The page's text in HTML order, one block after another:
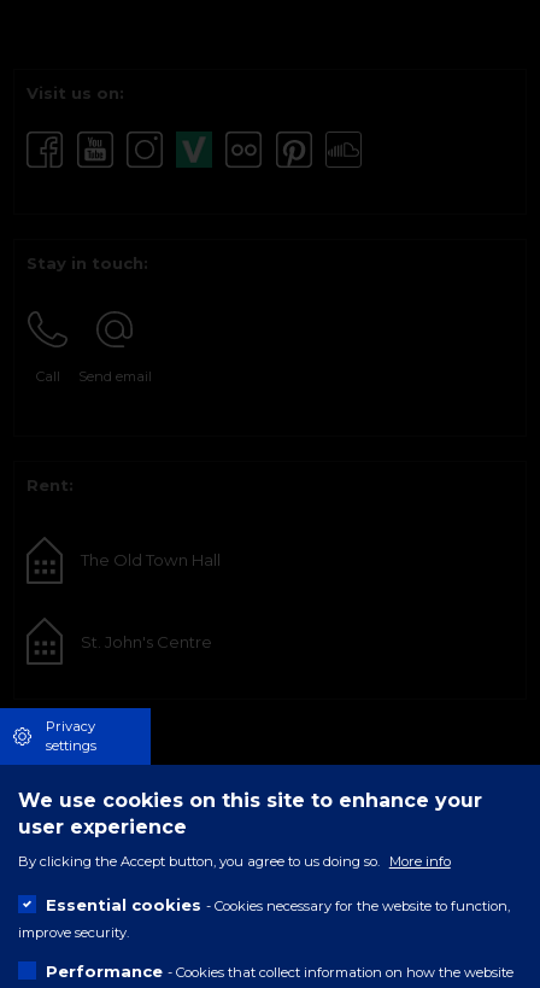
Visit us on:
Stay in touch:
Call Send email
Rent:
The Old Town Hall
St. John's Centre
Privacy
settings
We use cookies on this site to enhance your
user experience
By clicking the Accept button, you agree to us doing so. More info
Essential cookies - Cookies necessary for the website to function,
improve security.
Performance - Cookies that collect information on how the website